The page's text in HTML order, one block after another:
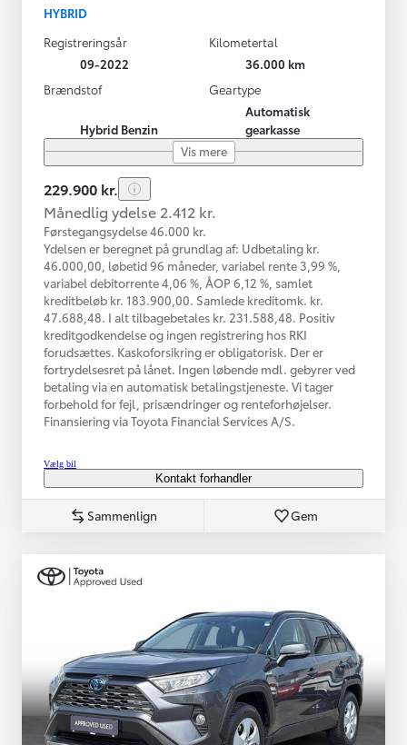
HYBRID
Registreringsår
09-2022
Kilometertal
36.000 km
Brændstof
Hybrid Benzin
Geartype
Automatisk
gearkasse
Vis mere
229.900 kr.
Månedlig ydelse 2.412 kr.
Førstegangsydelse 46.000 kr.
Ydelsen er beregnet på grundlag af: Udbetaling kr.
46.000,00, løbetid 96 måneder, variabel rente 3,99 %,
variabel debitorrente 4,06 %, ÅOP 6,12 %, samlet
kreditbeløb kr. 183.900,00. Samlede kreditomk. kr.
47.688,48. I alt tilbagebetales kr. 231.588,48. Positiv
kreditgodkendelse og ingen registrering hos RKI
forudsættes. Kaskoforsikring er obligatorisk. Der er
fortrydelsesret på lånet. Ingen løbende mdl. gebyrer ved
betaling via en automatisk betalingstjeneste. Vi tager
forbehold for fejl, prisændringer og renteforhøjelser.
Finansiering via Toyota Financial Services A/S.
Vælg bil
Kontakt forhandler
Sammenlign Gem